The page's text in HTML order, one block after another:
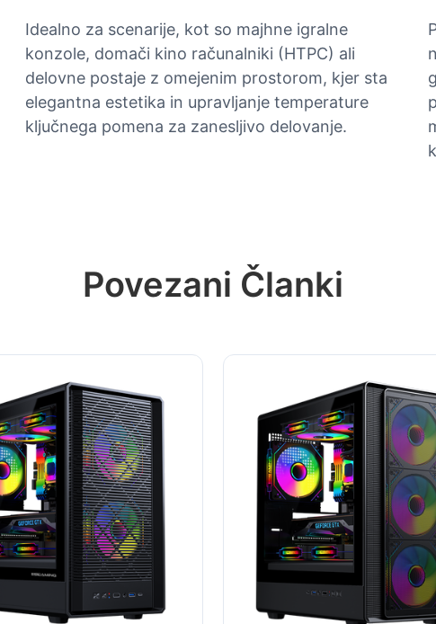
Idealno za scenarije, kot so majhne igralne
konzole, domači kino računalniki (HTPC) ali
delovne postaje z omejenim prostorom, kjer sta
elegantna estetika in upravljanje temperature
ključnega pomena za zanesljivo delovanje.
Povezani Članki